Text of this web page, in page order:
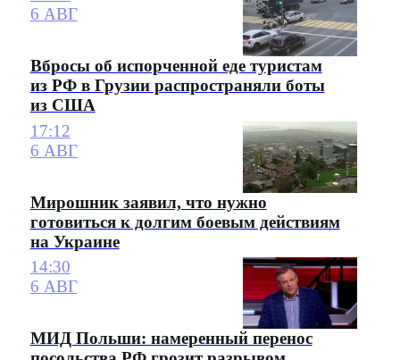
6 АВГ
Вбросы об испорченной еде туристам
из РФ в Грузии распространяли боты
из США
17:12
6 АВГ
Мирошник заявил, что нужно
готовиться к долгим боевым действиям
на Украине
14:30
6 АВГ
МИД Польши: намеренный перенос